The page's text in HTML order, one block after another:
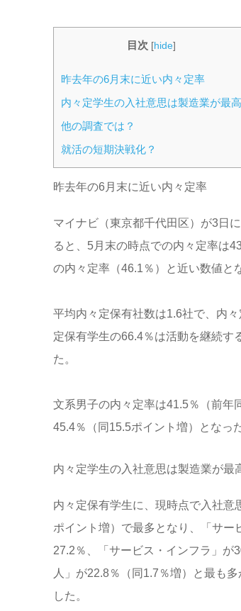
目次 [hide]
昨去年の6月末に近い内々定率
内々定学生の入社意思は製造業が最高
他の調査では？
就活の短期決戦化？
昨去年の6月末に近い内々定率
マイナビ（東京都千代田区）が3日
ると、5月末の時点での内々定率は
の内々定率（46.1％）と近い数値と
平均内々定保有社数は1.6社で、内
定保有学生の66.4％は活動を継続す
た。
文系男子の内々定率は41.5％（前年
45.4％（同15.5ポイント増）となった
内々定学生の入社意思は製造業が最
内々定保有学生に、現時点で入社
ポイント増）で最多となり、「サ
27.2％、「サービス・インフラ」が
人」が22.8％（同1.7％増）と最も
した。